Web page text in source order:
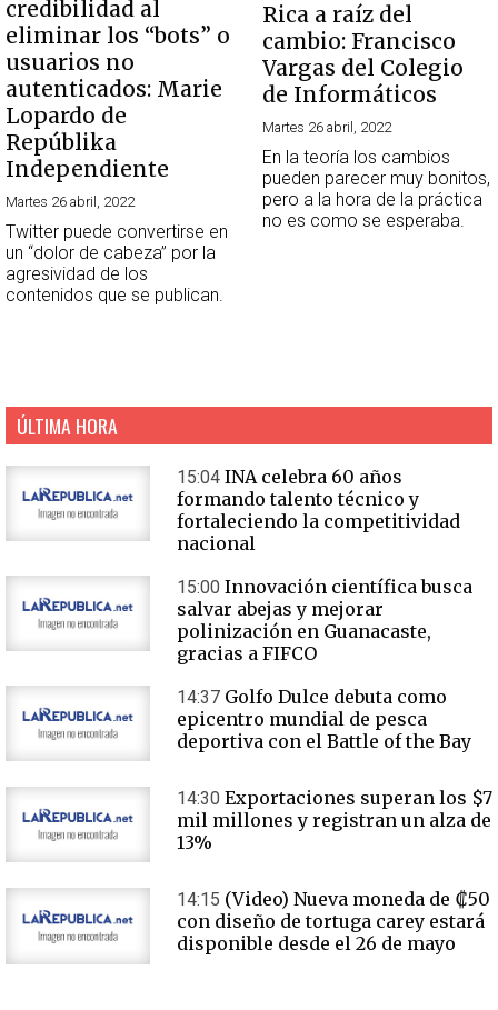
credibilidad al
eliminar los “bots” o
usuarios no
autenticados: Marie
Lopardo de
Repúblika
Independiente
Martes 26 abril, 2022
Twitter puede convertirse en
un “dolor de cabeza” por la
agresividad de los
contenidos que se publican.
Rica a raíz del
cambio: Francisco
Vargas del Colegio
de Informáticos
Martes 26 abril, 2022
En la teoría los cambios
pueden parecer muy bonitos,
pero a la hora de la práctica
no es como se esperaba.
ÚLTIMA HORA
15:04 INA celebra 60 años
formando talento técnico y
fortaleciendo la competitividad
nacional
15:00 Innovación científica busca
salvar abejas y mejorar
polinización en Guanacaste,
gracias a FIFCO
14:37 Golfo Dulce debuta como
epicentro mundial de pesca
deportiva con el Battle of the Bay
14:30 Exportaciones superan los $7
mil millones y registran un alza de
13%
14:15 (Video) Nueva moneda de ₡50
con diseño de tortuga carey estará
disponible desde el 26 de mayo